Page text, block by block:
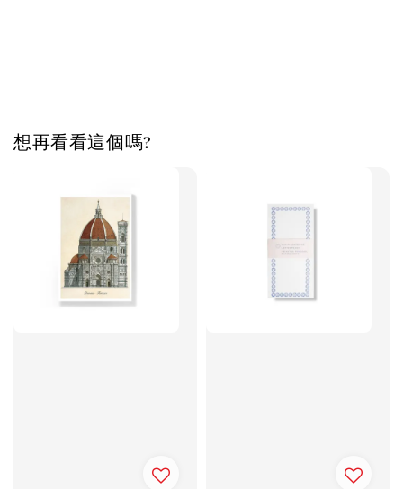
想再看看這個嗎?